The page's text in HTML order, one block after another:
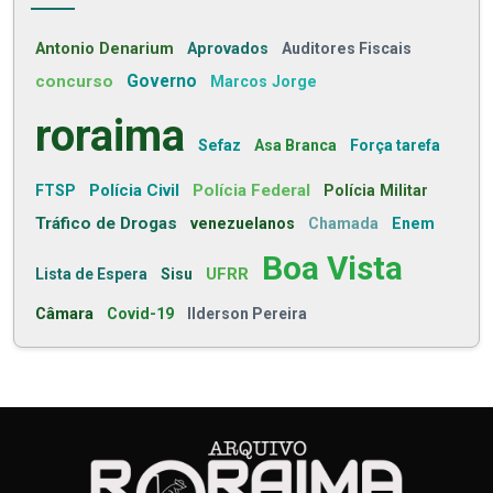
Antonio Denarium Aprovados Auditores Fiscais
concurso Governo Marcos Jorge
roraima Sefaz Asa Branca Força tarefa
FTSP Polícia Civil Polícia Federal Polícia Militar
Tráfico de Drogas venezuelanos Chamada Enem
Lista de Espera Sisu UFRR Boa Vista
Câmara Covid-19 Ilderson Pereira